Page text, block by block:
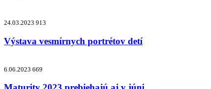
24.03.2023 913
Výstava vesmírnych portrétov detí
6.06.2023 669